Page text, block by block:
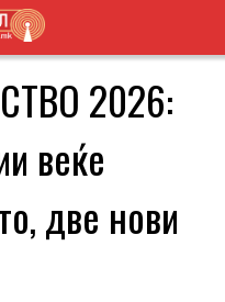
2026:
веќе
две нови